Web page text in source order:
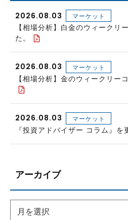
2026.08.03 マーケット
【相場分析】白金のウィークリ
た。
2026.08.03 マーケット
【相場分析】金のウィークリー
2026.08.03 マーケット
『投資アドバイザー コラム』を
アーカイブ